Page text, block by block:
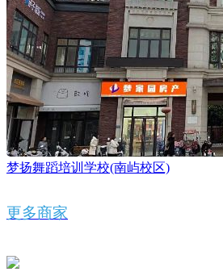
梦扬舞蹈培训学校(南屿校区)
更多商家